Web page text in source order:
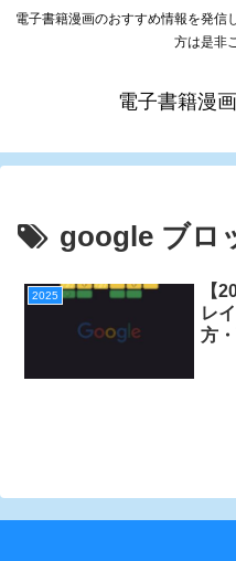
電子書籍漫画のおすすめ情報を発信
方は是非
電子書籍漫
google ブロ
2025
【
レ
方